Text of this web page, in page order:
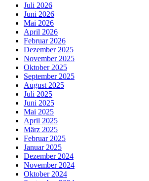
Juli 2026
Juni 2026
Mai 2026
April 2026
Februar 2026
Dezember 2025
November 2025
Oktober 2025
September 2025
August 2025
Juli 2025
Juni 2025
Mai 2025
April 2025
März 2025
Februar 2025
Januar 2025
Dezember 2024
November 2024
Oktober 2024